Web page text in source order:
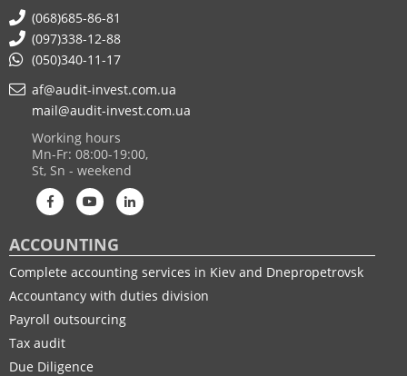
(068)685-86-81
(097)338-12-88
(050)340-11-17
af@audit-invest.com.ua
mail@audit-invest.com.ua
Working hours
Mn-Fr: 08:00-19:00,
St, Sn - weekend
ACCOUNTING
Complete accounting services in Kiev and Dnepropetrovsk
Accountancy with duties division
Payroll outsourcing
Tax audit
Due Diligence